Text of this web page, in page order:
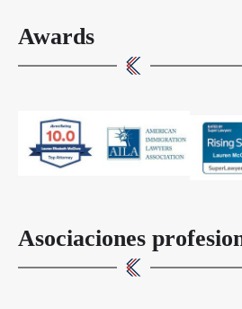
Awards
Asociaciones